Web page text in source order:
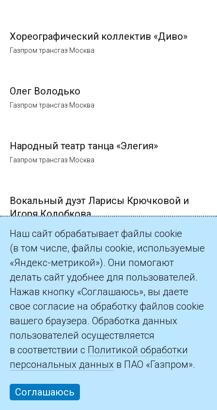
Хореографический коллектив «Диво»
Газпром трансгаз Москва
Олег Володько
Газпром трансгаз Москва
Народный театр танца «Элегия»
Газпром трансгаз Москва
Вокальный дуэт Ларисы Крючковой и
Игоря Колобкова
Газпром трансгаз Москва
Фольклорный ансамбль «Красна девица»
Газпром трансгаз Москва
©2026 ПАО «Газпром»
Контакты
Наш сайт обрабатывает файлы cookie
(в том числе, файлы cookie, используемые
«Яндекс-метрикой»). Они помогают
делать сайт удобнее для пользователей.
Нажав кнопку «Соглашаюсь», вы даете
свое согласие на обработку файлов cookie
вашего браузера. Обработка данных
пользователей осуществляется
в соответствии с Политикой обработки
персональных данных в ПАО «Газпром».
Соглашаюсь